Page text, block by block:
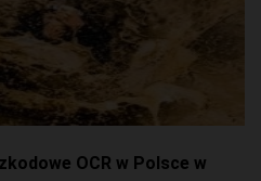
OCR w Polsce w